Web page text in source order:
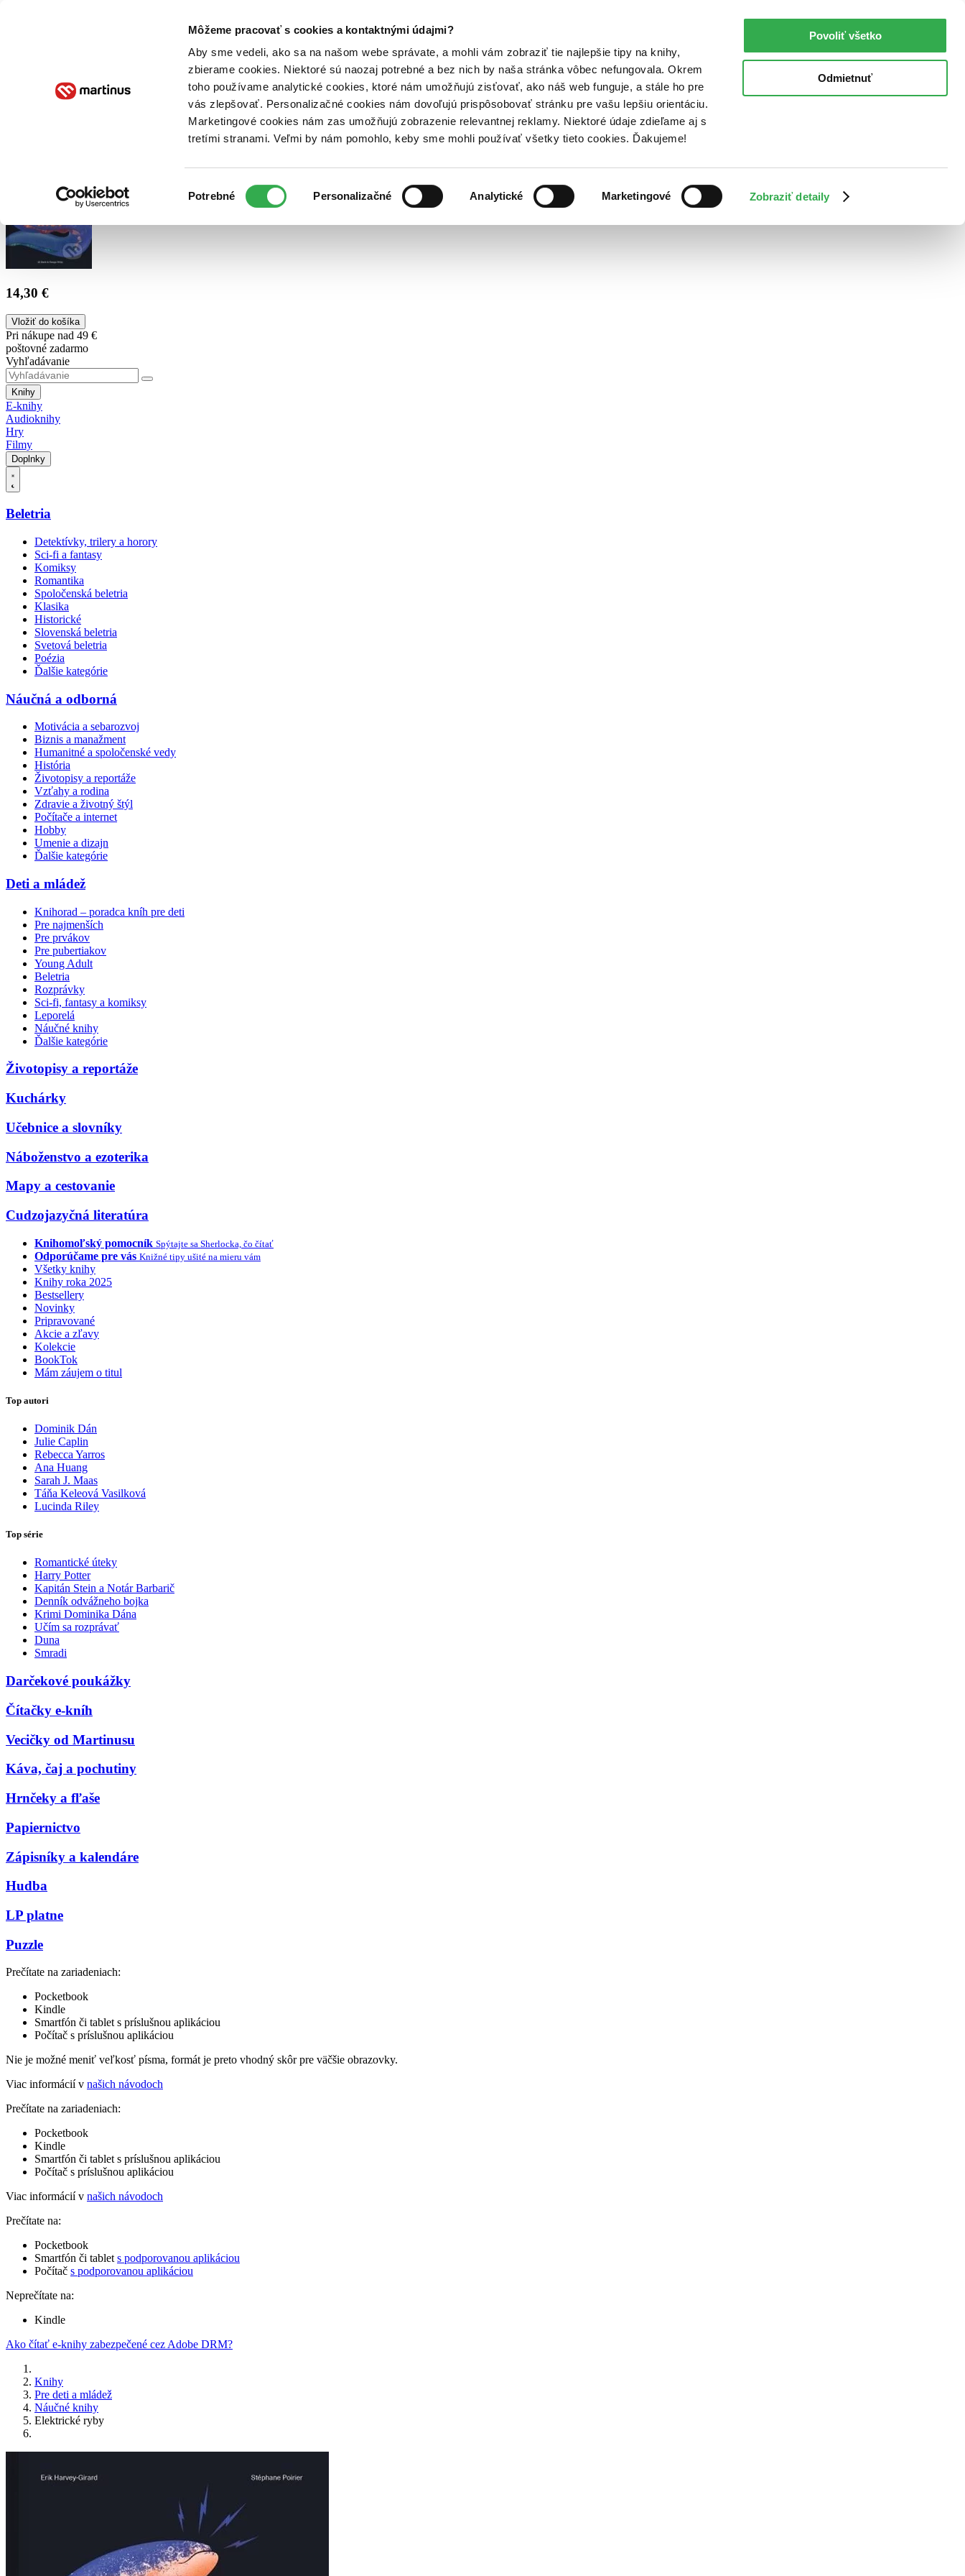
Môžeme pracovať s cookies a kontaktnými údajmi?
Aby sme vedeli, ako sa na našom webe správate, a mohli vám zobraziť tie najlepšie tipy na knihy,
zbierame cookies. Niektoré sú naozaj potrebné a bez nich by naša stránka vôbec nefungovala. Okrem
toho používame analytické cookies, ktoré nám umožňujú zisťovať, ako náš web funguje, a stále ho pre
vás zlepšovať. Personalizačné cookies nám dovoľujú prispôsobovať stránku pre vašu lepšiu orientáciu.
Marketingové cookies nám zas umožňujú zobrazenie relevantnej reklamy. Niektoré údaje zdieľame aj s
tretími stranami. Veľmi by nám pomohlo, keby sme mohli používať všetky tieto cookies. Ďakujeme!
súhlasu
Potrebné Personalizačné Analytické Marketingové Zobraziť detaily
Povoliť všetko
Odmietnuť
Poukážky Kontakt
14,30 €
Vložiť do košíka
Pri nákupe nad 49 €
poštovné zadarmo
Vyhľadávanie
Knihy
E-knihy
Audioknihy
Hry
Filmy
Doplnky
Beletria
Detektívky, trilery a horory
Sci-fi a fantasy
Komiksy
Romantika
Spoločenská beletria
Klasika
Historické
Slovenská beletria
Svetová beletria
Poézia
Ďalšie kategórie
Náučná a odborná
Motivácia a sebarozvoj
Biznis a manažment
Humanitné a spoločenské vedy
História
Životopisy a reportáže
Vzťahy a rodina
Zdravie a životný štýl
Počítače a internet
Hobby
Umenie a dizajn
Ďalšie kategórie
Deti a mládež
Knihorad – poradca kníh pre deti
Pre najmenších
Pre prvákov
Pre pubertiakov
Young Adult
Beletria
Rozprávky
Sci-fi, fantasy a komiksy
Leporelá
Náučné knihy
Ďalšie kategórie
Životopisy a reportáže
Kuchárky
Učebnice a slovníky
Náboženstvo a ezoterika
Mapy a cestovanie
Cudzojazyčná literatúra
Knihomoľský pomocník Spýtajte sa Sherlocka, čo čítať
Odporúčame pre vás Knižné tipy ušité na mieru vám
Všetky knihy
Knihy roka 2025
Bestsellery
Novinky
Pripravované
Akcie a zľavy
Kolekcie
BookTok
Mám záujem o titul
Top autori
Dominik Dán
Julie Caplin
Rebecca Yarros
Ana Huang
Sarah J. Maas
Táňa Keleová Vasilková
Lucinda Riley
Top série
Romantické úteky
Harry Potter
Kapitán Stein a Notár Barbarič
Denník odvážneho bojka
Krimi Dominika Dána
Učím sa rozprávať
Duna
Smradi
Darčekové poukážky
Čítačky e-kníh
Vecičky od Martinusu
Káva, čaj a pochutiny
Hrnčeky a fľaše
Papiernictvo
Zápisníky a kalendáre
Hudba
LP platne
Puzzle
Prečítate na zariadeniach:
Pocketbook
Kindle
Smartfón či tablet s príslušnou aplikáciou
Počítač s príslušnou aplikáciou
Nie je možné meniť veľkosť písma, formát je preto vhodný skôr pre väčšie obrazovky.
Viac informácií v našich návodoch
Prečítate na zariadeniach:
Pocketbook
Kindle
Smartfón či tablet s príslušnou aplikáciou
Počítač s príslušnou aplikáciou
Viac informácií v našich návodoch
Prečítate na:
Pocketbook
Smartfón či tablet s podporovanou aplikáciou
Počítač s podporovanou aplikáciou
Neprečítate na:
Kindle
Ako čítať e-knihy zabezpečené cez Adobe DRM?
Knihy
Pre deti a mládež
Náučné knihy
Elektrické ryby